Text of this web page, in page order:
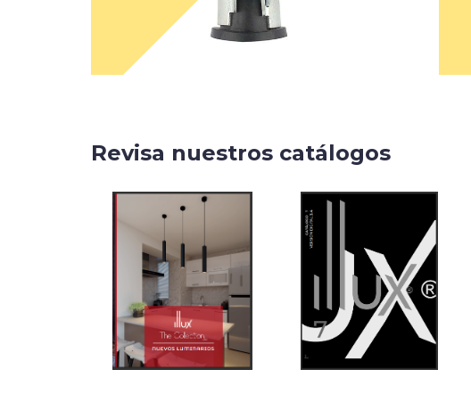
Revisa nuestros catálogos